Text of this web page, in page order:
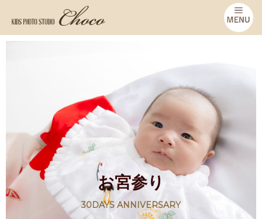
お宮参り
30DAYS ANNIVERSARY